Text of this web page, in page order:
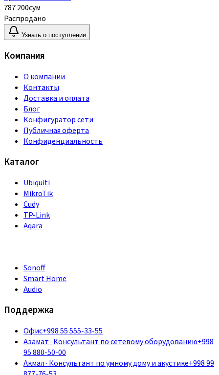
787 200сум
Распродано
Узнать о поступлении
Компания
О компании
Контакты
Доставка и оплата
Блог
Конфигуратор сети
Публичная оферта
Конфиденциальность
Каталог
Ubiquiti
MikroTik
Cudy
TP-Link
Aqara
Sonoff
Smart Home
Audio
Поддержка
Офис+998 55 555-33-55
Азамат· Консультант по сетевому оборудованию+998
95 880-50-00
Акмал· Консультант по умному дому и акустике+998 99